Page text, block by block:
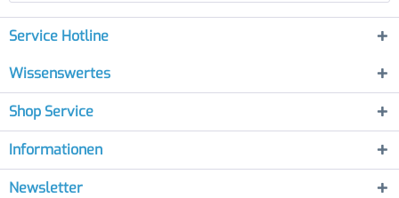
Service Hotline
Wissenswertes
Shop Service
Informationen
Newsletter